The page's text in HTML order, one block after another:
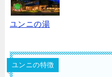
ユンニの湯
ユンニの特徴